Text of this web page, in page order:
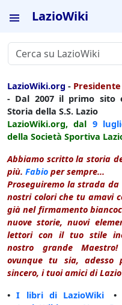
LazioWiki
LazioWiki.org -
- Dal 2007 il primo sito
Storia della S.S. Lazio
LazioWiki.org, dal 9
della Società Sportiva
Abbiamo scritto la storia
più. Fabio per sempre...
Proseguiremo la strada
nostri colori che tu amavi
già nel firmamento
nuove storie, nuovi
lettori con il tuo stile
nostro grande
ovunque tu sia,
sincero, i tuoi amici di
•I libri di LazioWiki •